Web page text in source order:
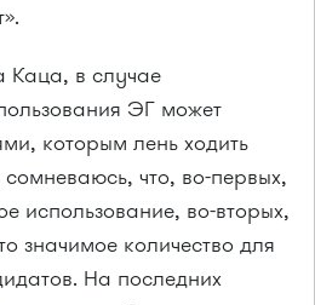
в случае
ЭГ может
которым лень ходить
что, во-первых,
использование, во-вторых,
значимое количество для
На последних